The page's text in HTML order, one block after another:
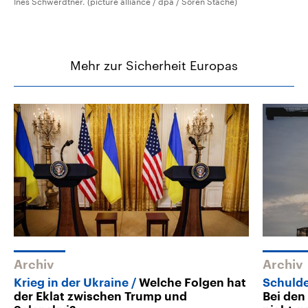
Mehr zur Sicherheit Europas
Archiv
Krieg in der Ukraine
Welche Folgen hat
der Eklat zwischen Trump und
Archiv
Bei